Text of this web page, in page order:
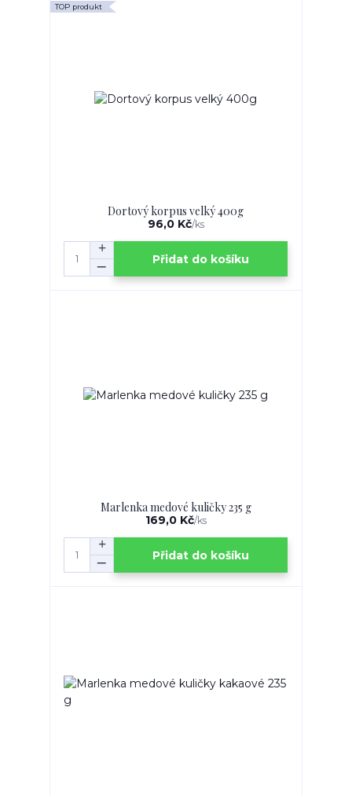
TOP produkt
Dortový korpus velký 400g
96,0 Kč/ks
Přidat do košíku
Marlenka medové kuličky 235 g
169,0 Kč/ks
Přidat do košíku